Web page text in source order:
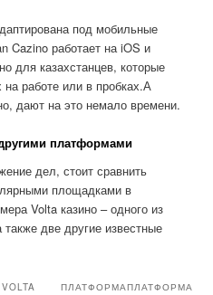
под мобильные
Cazino работает на iOS и
для казахстанцев, которые
работе или в пробках.А
дают на это немало времени.
платформами
дел, стоит сравнить
площадками в
Volta казино – одного из
две другие известные
VOLTA
ПЛАТФОРМАПЛАТФОРМА